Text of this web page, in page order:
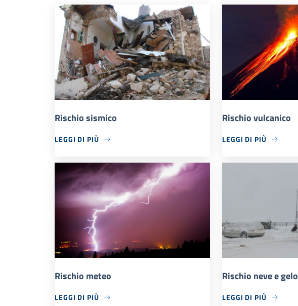
Rischio sismico
LEGGI DI PIÙ
Rischio vulcanico
LEGGI DI PIÙ
Rischio meteo
LEGGI DI PIÙ
Rischio neve e gelo
LEGGI DI PIÙ